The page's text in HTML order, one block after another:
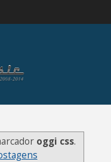
oggi css.